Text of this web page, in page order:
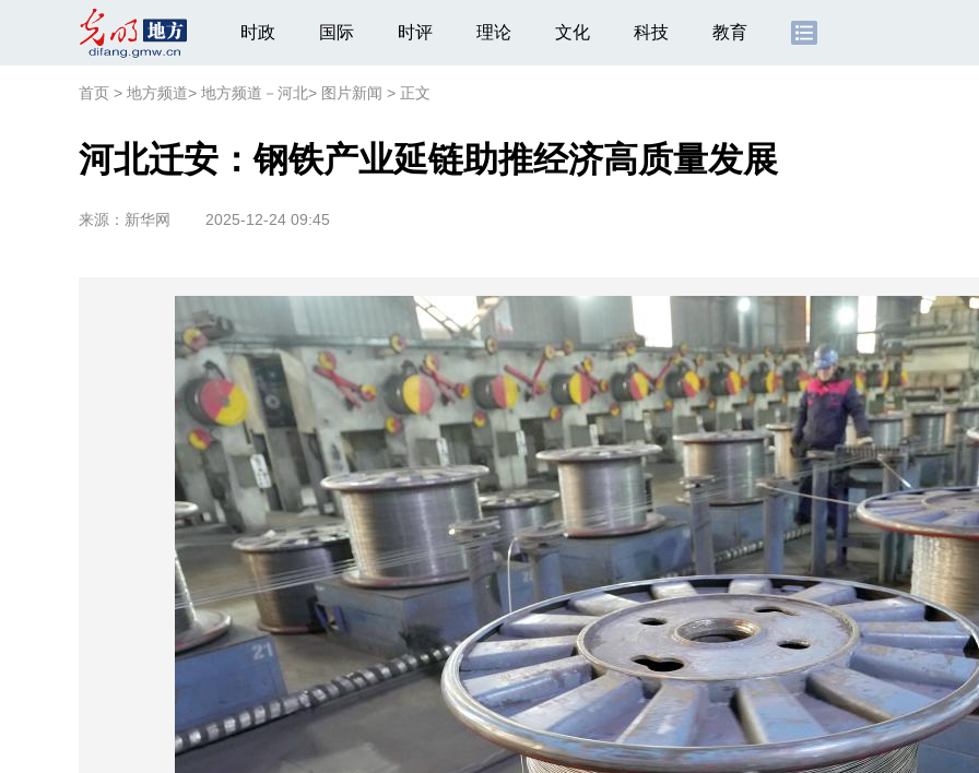
时政 国际 时评 理论 文化 科技 教育
首页 > 地方频道> 地方频道－河北> 图片新闻 > 正文
河北迁安：钢铁产业延链助推经济高质量发展
来源： 新华网 2025-12-24 09:45